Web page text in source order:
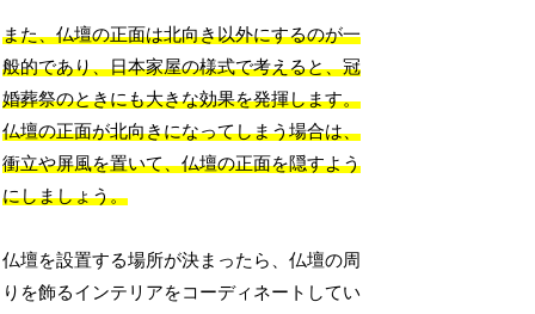
また、仏壇の正面は北向き以外にするのが一
般的であり、日本家屋の様式で考えると、冠
婚葬祭のときにも大きな効果を発揮します。
仏壇の正面が北向きになってしまう場合は、
衝立や屏風を置いて、仏壇の正面を隠すよう
にしましょう。
仏壇を設置する場所が決まったら、仏壇の周
りを飾るインテリアをコーディネートしてい